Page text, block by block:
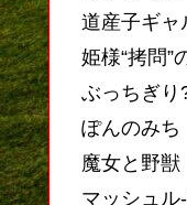
道産子ギャ
姫様“拷問”
ぶっちぎり
ぽんのみち
魔女と野獣
マッシュル